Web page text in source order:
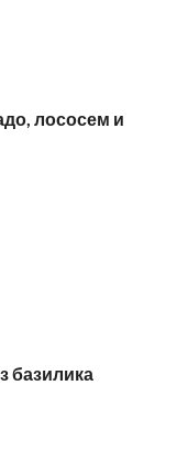
лососем и
базилика